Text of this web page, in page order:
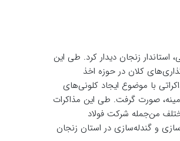
زنجان دیدار کرد. طی این
کلان در حوزه اخذ
با موضوع ایجاد کلونی‌های
صورت گرفت. طی این مذاکرات
من‌جمله شرکت فولاد
و گندله‌سازی در استان زنجان